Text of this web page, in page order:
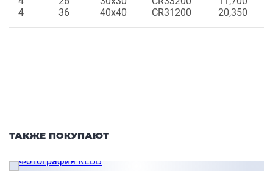
4
36
40x40
CR31200
20,350
ТАКЖЕ ПОКУПАЮТ